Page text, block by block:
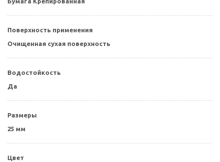
Поверхность применения
Очищенная сухая поверхность
Водостойкость
Да
Размеры
25 мм
Цвет